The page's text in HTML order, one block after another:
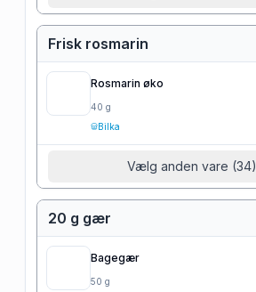
Frisk rosmarin
Rosmarin øko
40 g
Bilka
Vælg anden vare (34)
20 g gær
Bagegær
50 g